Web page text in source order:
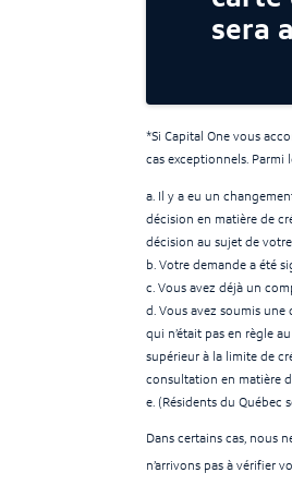
sera
*Si Capital One vous
cas exceptionnels. Parmi
a. Il y a eu un
décision en matière de
décision au sujet de
b. Votre demande a été
c. Vous avez déjà un
d. Vous avez soumis
qui n’était pas en règle
supérieur à la limite de
consultation en matière
e. (Résidents du Québec
Dans certains cas, nous
n’arrivons pas à vérifier